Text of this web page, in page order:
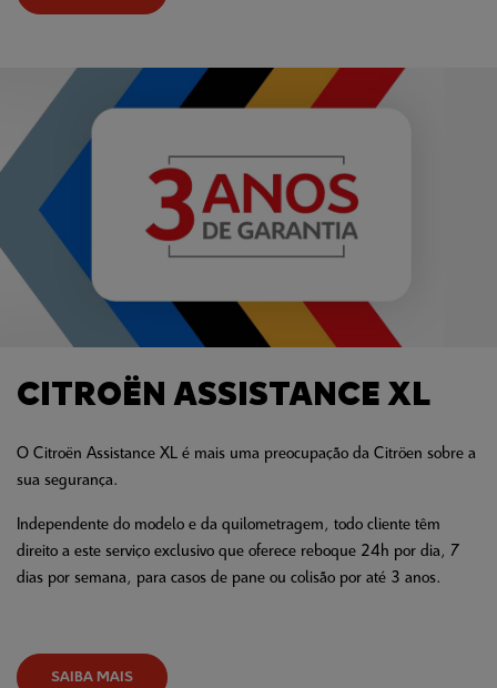
CITROËN ASSISTANCE XL
O Citroën Assistance XL é mais uma preocupação da Citröen sobre a
sua segurança.
Independente do modelo e da quilometragem, todo cliente têm
direito a este serviço exclusivo que oferece reboque 24h por dia, 7
dias por semana, para casos de pane ou colisão por até 3 anos.
SAIBA MAIS